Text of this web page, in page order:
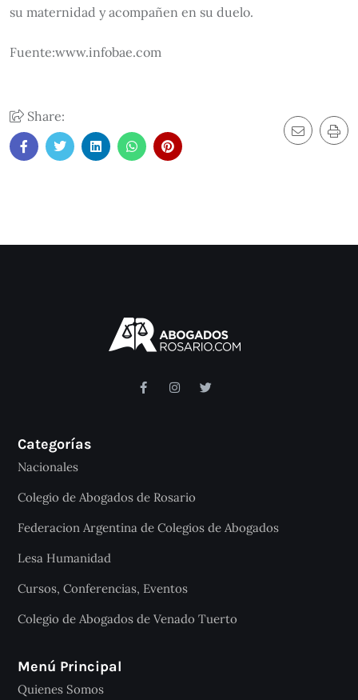
su maternidad y acompañen en su duelo.
Fuente:www.infobae.com
Share:
Categorías
Nacionales
Colegio de Abogados de Rosario
Federacion Argentina de Colegios de Abogados
Lesa Humanidad
Cursos, Conferencias, Eventos
Colegio de Abogados de Venado Tuerto
Menú Principal
Quienes Somos